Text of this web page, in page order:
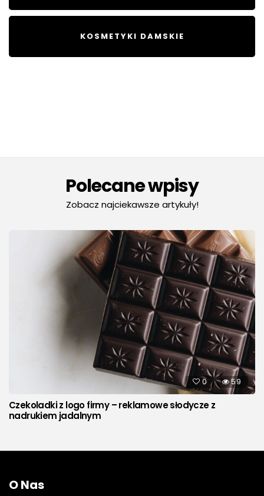
KOSMETYKI DAMSKIE
Polecane wpisy
Zobacz najciekawsze artykuły!
0 59
Czekoladki z logo firmy – reklamowe słodycze z
nadrukiem jadalnym
O Nas